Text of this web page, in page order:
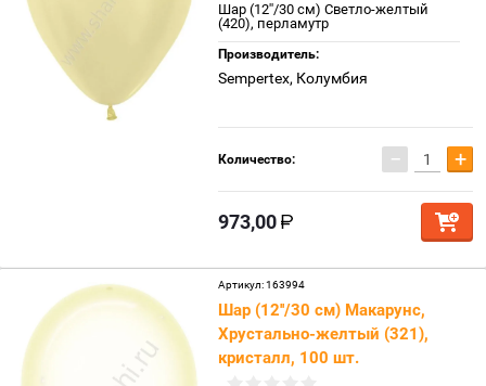
Шар (12''/30 см) Светло-желтый
(420), перламутр
Производитель:
Sempertex, Колумбия
Количество: − +
973,00
Артикул:163994
Шар (12''/30 см) Макарунс,
Хрустально-желтый (321),
кристалл, 100 шт.